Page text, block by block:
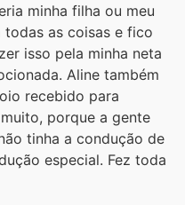
minha filha ou meu
todas as coisas e fico
isso pela minha neta
Aline também
recebido para
porque a gente
tinha a condução de
especial. Fez toda